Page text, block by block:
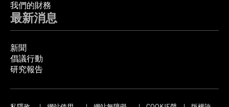
我們的財務
最新消息
新聞
倡議行動
研究報告